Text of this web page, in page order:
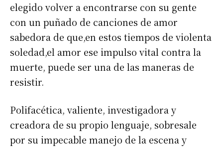
elegido volver a encontrarse con su gente
con un puñado de canciones de amor
sabedora de que,en estos tiempos de violenta
soledad,el amor ese impulso vital contra la
muerte, puede ser una de las maneras de
resistir.
Polifacética, valiente, investigadora y
creadora de su propio lenguaje, sobresale
por su impecable manejo de la escena y